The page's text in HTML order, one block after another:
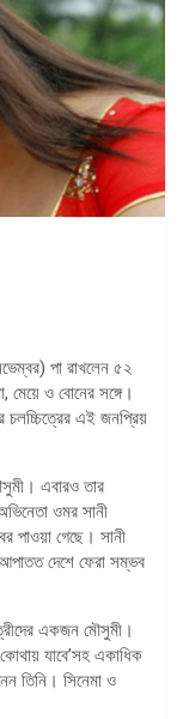
পা রাখলেন ৫২
মেয়ে ও বোনের সঙ্গে।
চলচ্চিত্রের এই জনপ্রিয়
এবারও তার
ওমর সানী
পাওয়া গেছে। সানী
দেশে ফেরা সম্ভব
একজন মৌসুমী।
যাবে’সহ একাধিক
তিনি। সিনেমা ও